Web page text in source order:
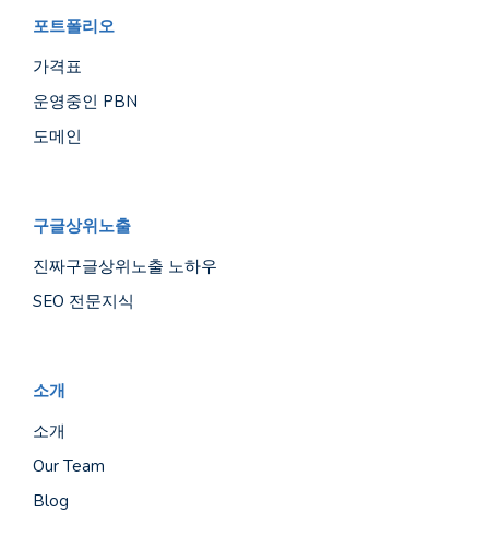
포트폴리오
가격표
운영중인 PBN
도메인
구글상위노출
진짜구글상위노출 노하우
SEO 전문지식
소개
소개
Our Team
Blog